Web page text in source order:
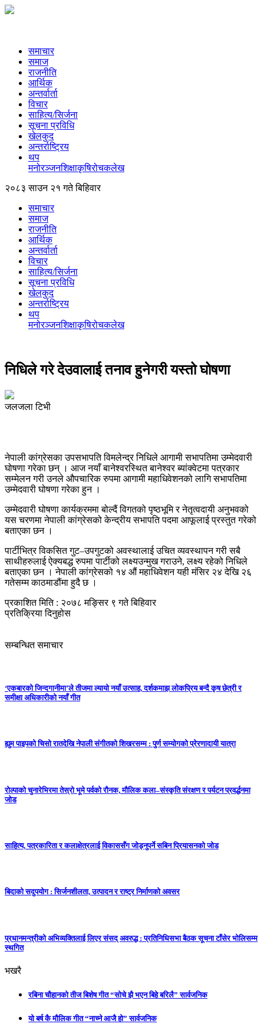
समाचार
समाज
राजनीति
आर्थिक
अन्तर्वार्ता
विचार
साहित्य/सिर्जना
सूचना प्रविधि
खेलकुद
अन्तर्राष्ट्रिय
थप
मनोरञ्‍जनशिक्षाकृषिरोचकलेख
२०८३ साउन २१ गते बिहिवार
समाचार
समाज
राजनीति
आर्थिक
अन्तर्वार्ता
विचार
साहित्य/सिर्जना
सूचना प्रविधि
खेलकुद
अन्तर्राष्ट्रिय
थप
मनोरञ्‍जनशिक्षाकृषिरोचकलेख
निधिले गरे देउवालाई तनाव हुनेगरी यस्तो घोषणा
जलजला टिभी
नेपाली कांग्रेसका उपसभापति विमलेन्द्र निधिले आगामी सभापतिमा उम्मेदवारी
घोषणा गरेका छन् । आज नयाँ बानेश्वरस्थित बानेश्वर ब्यांक्वेटमा पत्रकार
सम्मेलन गरी उनले औपचारिक रुपमा आगामी महाधिवेशनको लागि सभापतिमा
उम्मेदवारी घोषणा गरेका हुन ।
उम्मेदवारी घोषणा कार्यक्रममा बोल्दैं विगतको पृष्ठभूमि र नेतृत्वदायी अनुभवको
यस चरणमा नेपाली कांग्रेसको केन्द्रीय सभापति पदमा आफूलाई प्रस्तुत गरेको
बताएका छन ।
पार्टीभित्र विकसित गुट–उपगुटको अवस्थालाई उचित व्यवस्थापन गरी सबै
साथीहरुलाई ऐक्यबद्ध रुपमा पार्टीको लक्ष्यउन्मुख गराउने, लक्ष्य रहेको निधिले
बताएका छन । नेपाली कांग्रेसको १४ औं महाधिवेशन यही मंसिर २४ देखि २६
गतेसम्म काठमाडौंमा हुदै छ ।
प्रकाशित मिति : २०७८ मङ्सिर ९ गते बिहिवार
प्रतिक्रिया दिनुहोस
सम्बन्धित समाचार
‘एकबारको जिन्दगानीमा’ले तीजमा ल्यायो नयाँ उत्साह, दर्शकमाझ लोकप्रिय बन्दै कृष छेत्री र
समीक्षा अधिकारीको नयाँ गीत
ह्युम पाइपको चिसो रातदेखि नेपाली संगीतको शिखरसम्म : पुर्ण सम्योगको प्रेरणादायी यात्रा
रोल्पाको चुनारेभिरमा तेस्रो भूमे पर्वको रौनक, मौलिक कला–संस्कृति संरक्षण र पर्यटन प्रवर्द्धनमा
जोड
साहित्य, पत्रकारिता र कलाक्षेत्रलाई विकाससँग जोड्नुपर्ने सबिन प्रियासनको जोड
बिदाको सदुपयोग : सिर्जनशीलता, उत्पादन र राष्ट्र निर्माणको अवसर
प्रधानमन्त्रीको अभिव्यक्तिलाई लिएर संसद् अवरुद्ध : प्रतिनिधिसभा बैठक सूचना टाँसेर भोलिसम्म
स्थगित
भखरै
रबिना चौहानको तीज बिशेष गीत “सोचे झै भएन बिहे बरिलै” सार्वजनिक
यो बर्ष कै मौलिक गीत “नाच्ने आजै हो” सार्वजनिक